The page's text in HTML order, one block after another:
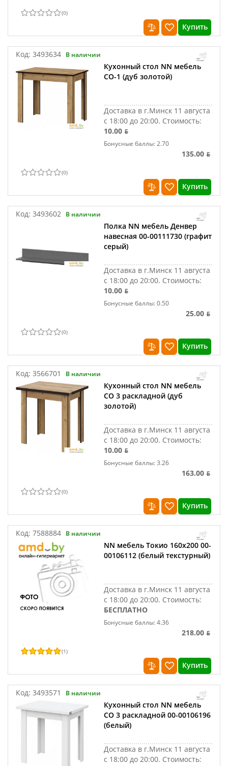
(0)
Купить
Код: 3493634 В наличии
Кухонный стол NN мебель
СО-1 (дуб золотой)
Доставка в г.Минск 11 августа
с 18:00 до 20:00. Стоимость:
10.00 ƃ
Бонусные баллы: 2.70
135.00 ƃ
(0)
Купить
Код: 3493602 В наличии
Полка NN мебель Денвер
навесная 00-00111730 (графит
серый)
Доставка в г.Минск 11 августа
с 18:00 до 20:00. Стоимость:
10.00 ƃ
Бонусные баллы: 0.50
25.00 ƃ
(0)
Купить
Код: 3566701 В наличии
Кухонный стол NN мебель
СО 3 раскладной (дуб
золотой)
Доставка в г.Минск 11 августа
с 18:00 до 20:00. Стоимость:
10.00 ƃ
Бонусные баллы: 3.26
163.00 ƃ
(0)
Купить
Код: 7588884 В наличии
NN мебель Токио 160x200 00-
00106112 (белый текстурный)
Доставка в г.Минск 11 августа
с 18:00 до 20:00. Стоимость:
БЕСПЛАТНО
Бонусные баллы: 4.36
218.00 ƃ
(1)
Купить
Код: 3493571 В наличии
Кухонный стол NN мебель
СО 3 раскладной 00-00106196
(белый)
Доставка в г.Минск 11 августа
с 18:00 до 20:00. Стоимость: